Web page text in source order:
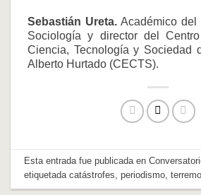
Sebastián Ureta.Académico del
Sociología y director del
Ciencia, Tecnología y Sociedad
Alberto Hurtado (CECTS).
Esta entrada fue publicada en
etiquetadacatástrofes,periodismo,